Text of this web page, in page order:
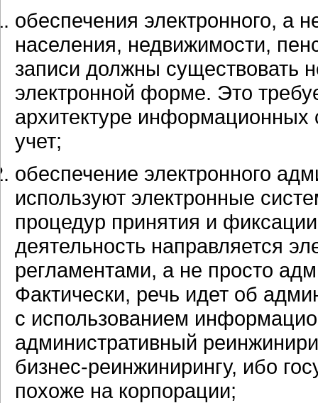
обеспечения электронного, а
населения, недвижимости,
записи должны существовать
электронной форме. Это
архитектуре
учет;
обеспечение электронного
используют электронные
процедур принятия и
деятельность направляется
регламентами, а не просто
Фактически, речь идет об
с использованием
административный
бизнес-реинжинирингу, ибо
похоже на корпорации;